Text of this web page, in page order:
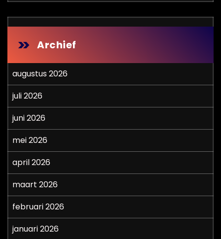
Archief
augustus 2026
juli 2026
juni 2026
mei 2026
april 2026
maart 2026
februari 2026
januari 2026